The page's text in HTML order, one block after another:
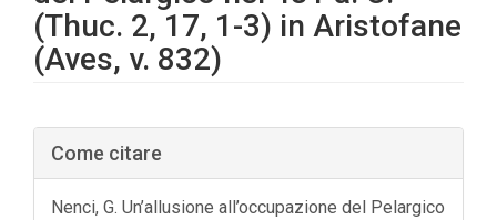
(Thuc. 2, 17, 1-3) in Aristofane
(Aves, v. 832)
Barra
laterale
dell'articolo
Come citare
Nenci, G. Un’allusione all’occupazione del Pelargico